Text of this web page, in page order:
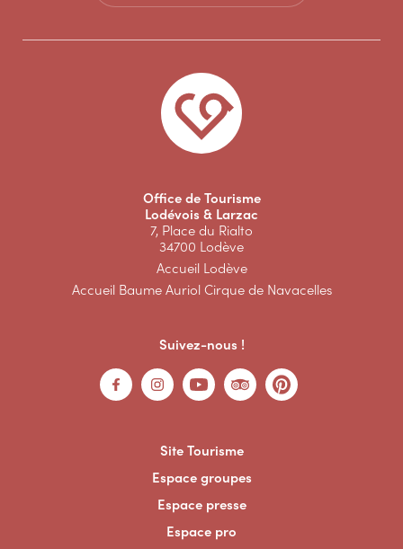
Office de Tourisme
Lodévois & Larzac
7, Place du Rialto
34700 Lodève
Accueil Lodève
Accueil Baume Auriol Cirque de Navacelles
Suivez-nous !
Site Tourisme
Espace groupes
Espace presse
Espace pro